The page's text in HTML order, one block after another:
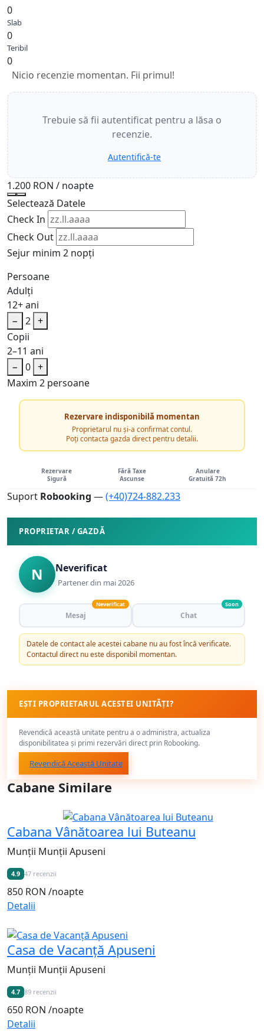
0
Slab
0
Teribil
0
Nicio recenzie momentan. Fii primul!
Trebuie să fii autentificat pentru a lăsa o
recenzie.
Autentifică-te
1.200 RON / noapte
Selectează Datele
Check In
Check Out
Sejur minim 2 nopți
Persoane
Adulți
12+ ani
−
2 +
Copii
2–11 ani
−
0 +
Maxim 2 persoane
Rezervare indisponibilă momentan
Proprietarul nu și-a confirmat contul.
Poți contacta gazda direct pentru detalii.
Rezervare
Sigură
Fără Taxe
Ascunse
Anulare
Gratuită 72h
Suport Robooking —(+40)724-882.233
PROPRIETAR / GAZDĂ
N Neverificat
Partener din mai 2026
Mesaj
Neverificat
Chat
Soon
Datele de contact ale acestei cabane nu au fost încă verificate.
Contactul direct nu este disponibil momentan.
EȘTI PROPRIETARUL ACESTEI UNITĂȚI?
Revendică această unitate pentru a o administra, actualiza
disponibilitatea și primi rezervări direct prin Robooking.
Revendică Această Unitate
Cabane Similare
Cabana Vânătoarea lui Buteanu
Munții Munții Apuseni
4.9 47 recenzii
850 RON /noapte
Detalii
Casa de Vacanță Apuseni
Munții Munții Apuseni
4.7 89 recenzii
650 RON /noapte
Detalii